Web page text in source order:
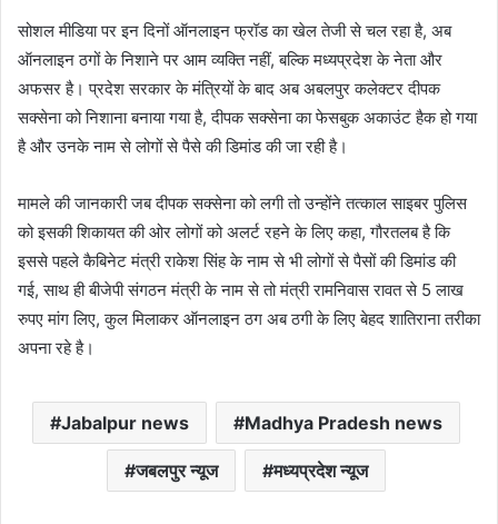
सोशल मीडिया पर इन दिनों ऑनलाइन फ्रॉड का खेल तेजी से चल रहा है, अब
ऑनलाइन ठगों के निशाने पर आम व्यक्ति नहीं, बल्कि मध्यप्रदेश के नेता और
अफसर है। प्रदेश सरकार के मंत्रियों के बाद अब अबलपुर कलेक्टर दीपक
सक्सेना को निशाना बनाया गया है, दीपक सक्सेना का फेसबुक अकाउंट हैक हो गया
है और उनके नाम से लोगों से पैसे की डिमांड की जा रही है।
मामले की जानकारी जब दीपक सक्सेना को लगी तो उन्होंने तत्काल साइबर पुलिस
को इसकी शिकायत की ओर लोगों को अलर्ट रहने के लिए कहा, गौरतलब है कि
इससे पहले कैबिनेट मंत्री राकेश सिंह के नाम से भी लोगों से पैसों की डिमांड की
गई, साथ ही बीजेपी संगठन मंत्री के नाम से तो मंत्री रामनिवास रावत से 5 लाख
रुपए मांग लिए, कुल मिलाकर ऑनलाइन ठग अब ठगी के लिए बेहद शातिराना तरीका
अपना रहे है।
Jabalpur news Madhya Pradesh news
जबलपुर न्यूज मध्यप्रदेश न्यूज